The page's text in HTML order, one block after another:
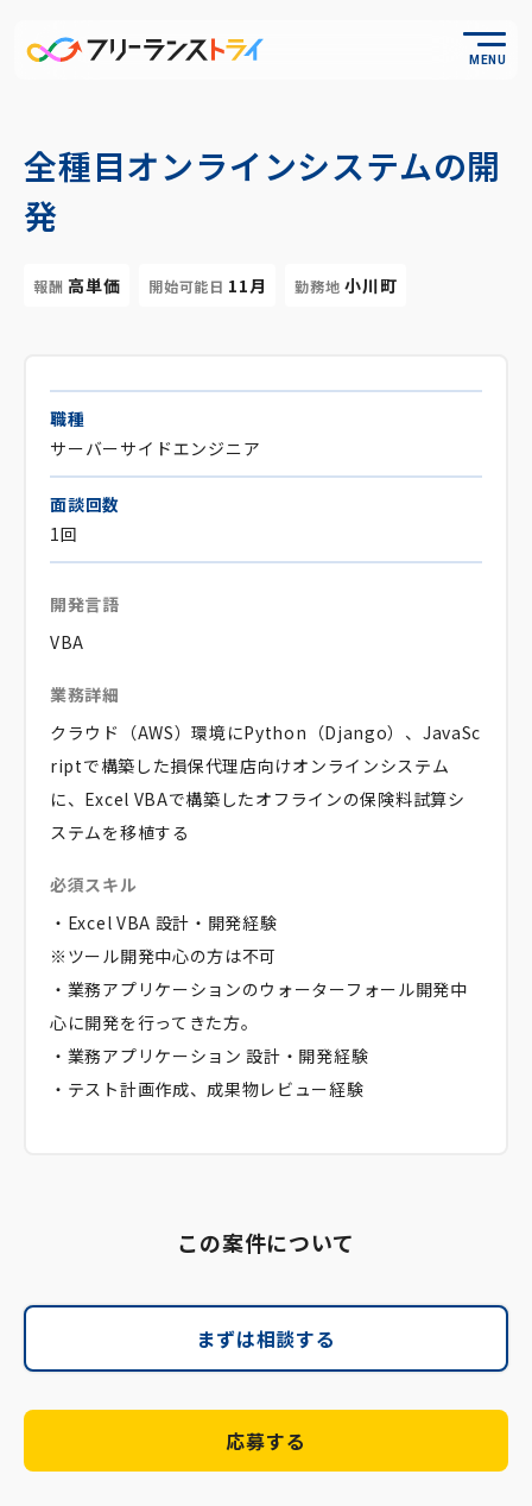
MENU
全種目オンラインシステムの開
発
報酬 高単価 開始可能日 11月 勤務地 小川町
職種
サーバーサイドエンジニア
面談回数
1回
開発言語
VBA
業務詳細
クラウド（AWS）環境にPython（Django）、JavaSc
riptで構築した損保代理店向けオンラインシステム
に、Excel VBAで構築したオフラインの保険料試算シ
ステムを移植する
必須スキル
・Excel VBA 設計・開発経験
※ツール開発中心の方は不可
・業務アプリケーションのウォーターフォール開発中
心に開発を行ってきた方。
・業務アプリケーション 設計・開発経験
・テスト計画作成、成果物レビュー経験
この案件について
まずは相談する
応募する